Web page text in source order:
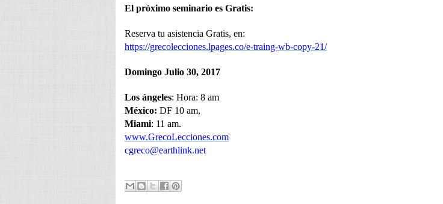
El próximo seminario es Gratis:
Reserva tu asistencia Gratis, en:
https://grecolecciones.lpages.co/e-traing-wb-copy-21/
Domingo Julio 30, 2017
Los ángeles: Hora: 8 am
México: DF 10 am,
Miami: 11 am.
www.GrecoLecciones.com
cgreco@earthlink.net